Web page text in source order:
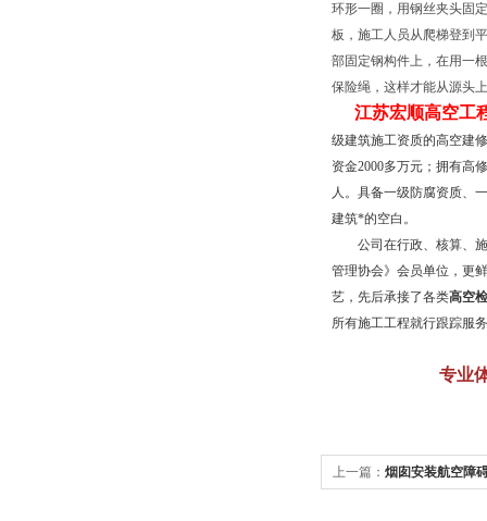
环形一圈，用钢丝夹头固
板，施工人员从爬梯登到
部固定钢构件上，在用一
保险绳，这样才能从源头
江苏宏顺高空工
级建筑施工资质的高空建
资金2000多万元；拥有高
人。具备一级防腐资质、
建筑*的空白。
公司在行政、核算、施
管理协会》会员单位，更
艺，先后承接了各类高空
所有施工工程就行跟踪服
专业
上一篇： 烟囱安装航空障